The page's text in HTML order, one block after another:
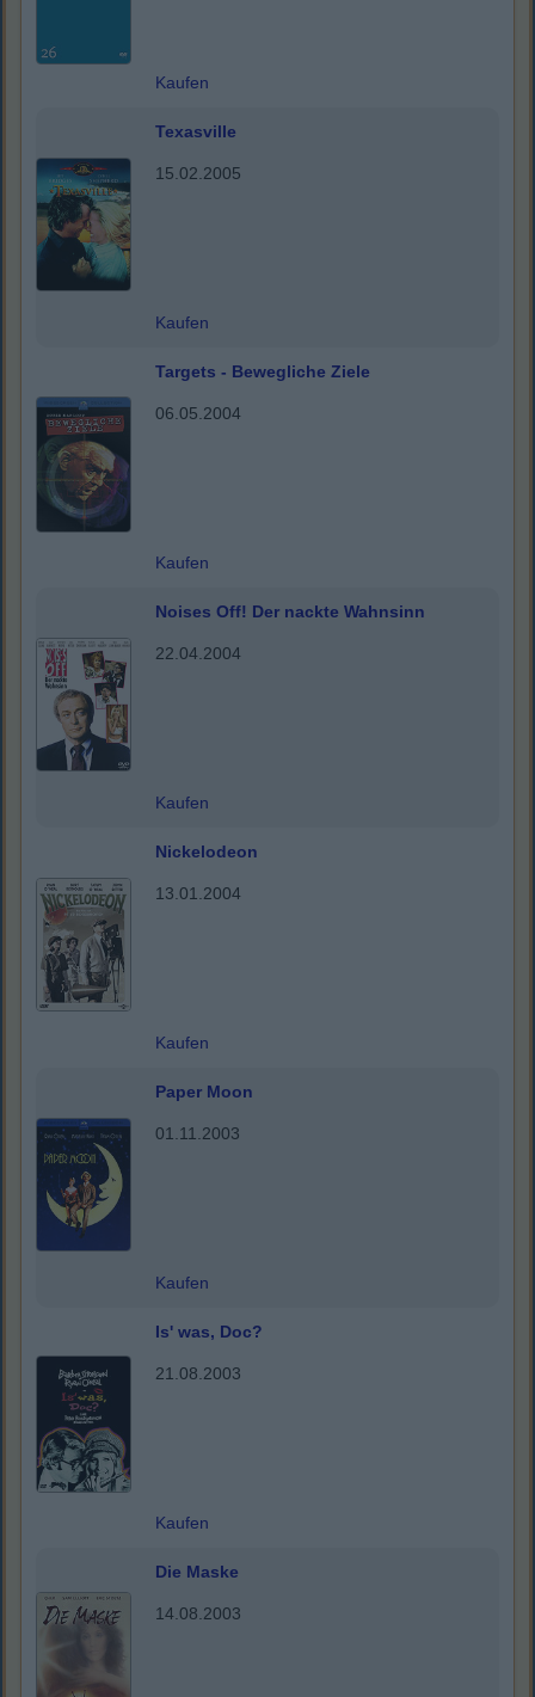
Kaufen
Texasville
15.02.2005
Kaufen
Targets - Bewegliche Ziele
06.05.2004
Kaufen
Noises Off! Der nackte Wahnsinn
22.04.2004
Kaufen
Nickelodeon
13.01.2004
Kaufen
Paper Moon
01.11.2003
Kaufen
Is' was, Doc?
21.08.2003
Kaufen
Die Maske
14.08.2003